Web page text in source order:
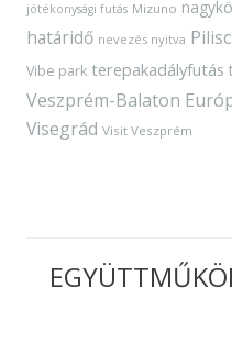
jótékonysági futás Mizuno
határidő nevezés nyitva
Vibe park terepakadályfutás
Veszprém-Balaton
Visegrád Visit Veszprém